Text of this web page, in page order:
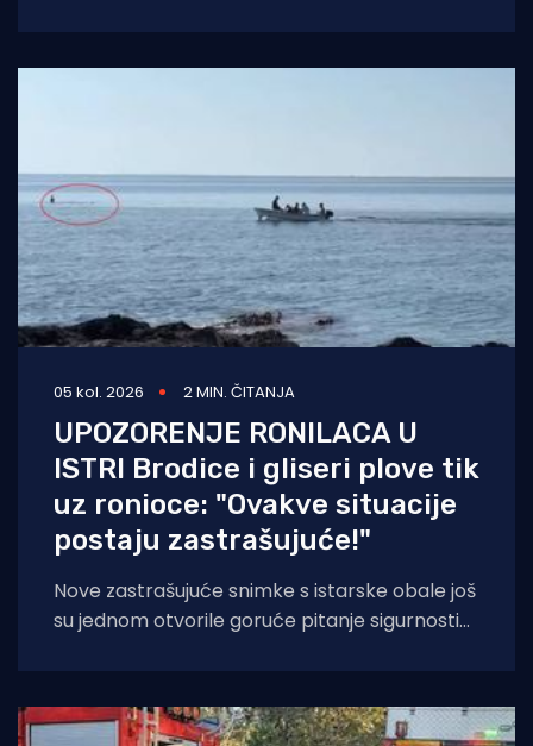
05 kol. 2026 2 MIN. ČITANJA
UPOZORENJE RONILACA U
ISTRI Brodice i gliseri plove tik
uz ronioce: "Ovakve situacije
postaju zastrašujuće!"
Nove zastrašujuće snimke s istarske obale još
su jednom otvorile goruće pitanje sigurnosti